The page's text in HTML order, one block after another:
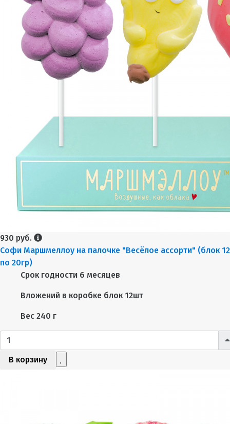
930 руб.
Софи Маршмеллоу на палочке "Весёлое ассорти" (блок
по 20гр)
Срок годности 6 месяцев
Вложений в коробке блок 12шт
Вес 240 г
В корзину